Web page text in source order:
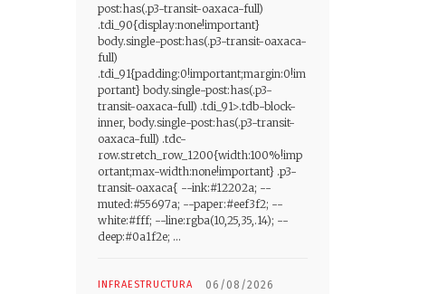
post:has(.p3-transit-oaxaca-full)
.tdi_90{display:none!important}
body.single-post:has(.p3-transit-oaxaca-
full)
.tdi_91{padding:0!important;margin:0!im
portant} body.single-post:has(.p3-
transit-oaxaca-full) .tdi_91>.tdb-block-
inner, body.single-post:has(.p3-transit-
oaxaca-full) .tdc-
row.stretch_row_1200{width:100%!imp
ortant;max-width:none!important} .p3-
transit-oaxaca{ --ink:#12202a; --
muted:#55697a; --paper:#eef3f2; --
white:#fff; --line:rgba(10,25,35,.14); --
deep:#0a1f2e; ...
INFRAESTRUCTURA 06/08/2026